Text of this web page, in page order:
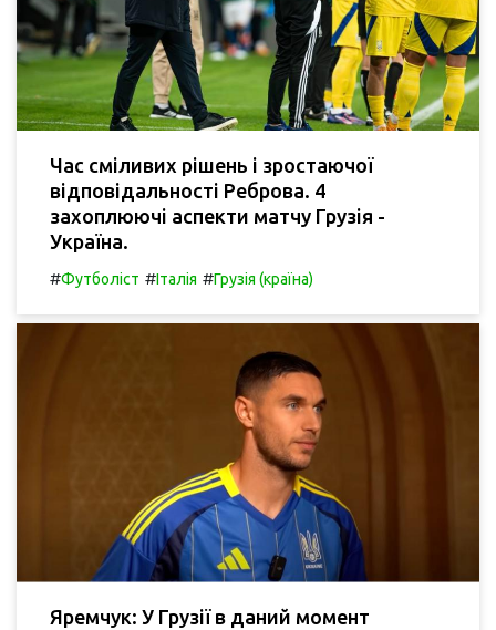
Час сміливих рішень і зростаючої
відповідальності Реброва. 4
захоплюючі аспекти матчу Грузія -
Україна.
#Футболіст #Італія #Грузія (країна)
Яремчук: У Грузії в даний момент